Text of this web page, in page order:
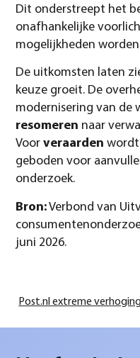
Dit onderstreept het
onafhankelijke
mogelijkheden
De uitkomsten laten
keuze groeit. De
modernisering van de
resomeren naar
Voorveraarden wordt
geboden voor
onderzoek.
Bron:Verbond van
juni 2026.